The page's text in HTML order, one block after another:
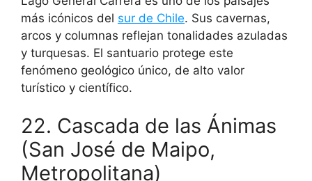
más icónicos del sur de Chile. Sus cavernas,
arcos y columnas reflejan tonalidades azuladas
y turquesas. El santuario protege este
fenómeno geológico único, de alto valor
turístico y científico.
22. Cascada de las Ánimas
(San José de Maipo,
Metropolitana)